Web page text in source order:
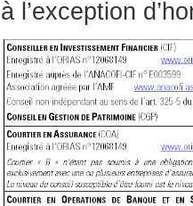
à l’exception